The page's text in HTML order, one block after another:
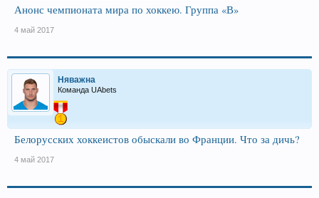
Анонс чемпионата мира по хоккею. Группа «В»
4 май 2017
Няважна
Команда UAbets
Белорусских хоккеистов обыскали во Франции. Что за дичь?
4 май 2017